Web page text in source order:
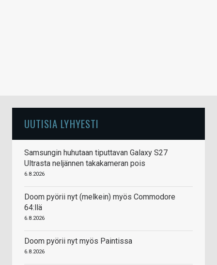
UUTISIA LYHYESTI
Samsungin huhutaan tiputtavan Galaxy S27
Ultrasta neljännen takakameran pois
6.8.2026
Doom pyörii nyt (melkein) myös Commodore
64:llä
6.8.2026
Doom pyörii nyt myös Paintissa
6.8.2026